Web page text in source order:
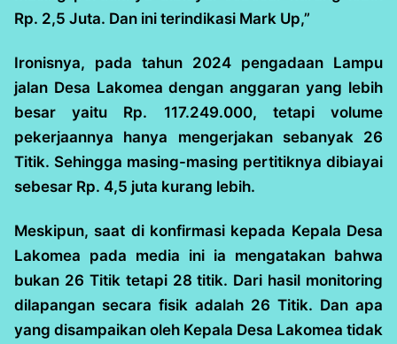
Rp. 2,5 Juta. Dan ini terindikasi Mark Up,”
Ironisnya, pada tahun 2024 pengadaan Lampu
jalan Desa Lakomea dengan anggaran yang lebih
besar yaitu Rp. 117.249.000, tetapi volume
pekerjaannya hanya mengerjakan sebanyak 26
Titik. Sehingga masing-masing pertitiknya dibiayai
sebesar Rp. 4,5 juta kurang lebih.
Meskipun, saat di konfirmasi kepada Kepala Desa
Lakomea pada media ini ia mengatakan bahwa
bukan 26 Titik tetapi 28 titik. Dari hasil monitoring
dilapangan secara fisik adalah 26 Titik. Dan apa
yang disampaikan oleh Kepala Desa Lakomea tidak